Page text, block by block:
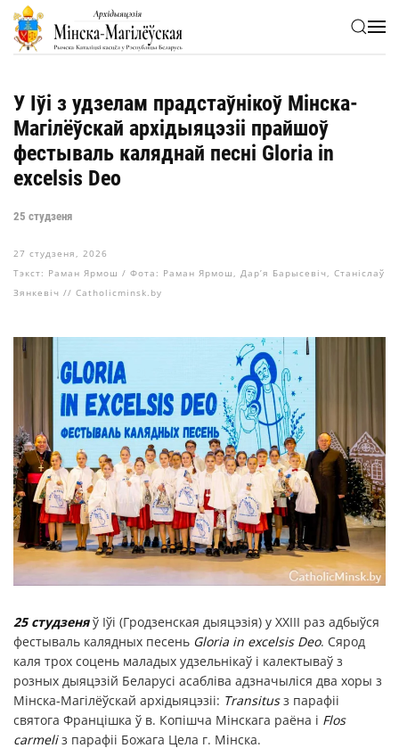
Skip to main content
У Іўі з удзелам прадстаўнікоў Мінска-
Магілёўскай архідыяцэзіі прайшоў
фестываль каляднай песні Gloria in
excelsis Deo
25 cтудзеня
27 студзеня, 2026
Тэкст: Раман Ярмош / Фота: Раман Ярмош, Дар’я Барысевіч, Станіслаў
Зянкевіч // Catholicminsk.by
25 студзеня ў Іўі (Гродзенская дыяцэзія) у XXIII раз адбыўся
фестываль калядных песень Gloria in excelsis Deo. Сярод
каля трох соцень маладых удзельнікаў і калектываў з
розных дыяцэзій Беларусі асабліва адзначыліся два хоры з
Мінска-Магілёўскай архідыяцэзіі: Transitusз парафіі
святога Францішка ў в. Копішча Мінскага раёна і Flos
carmeliз парафіі Божага Цела г. Мінска.